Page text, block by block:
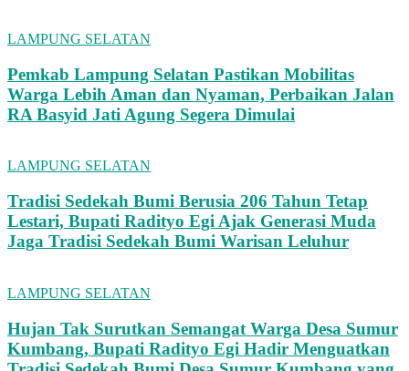
LAMPUNG SELATAN
Pemkab Lampung Selatan Pastikan Mobilitas
Warga Lebih Aman dan Nyaman, Perbaikan Jalan
RA Basyid Jati Agung Segera Dimulai
LAMPUNG SELATAN
Tradisi Sedekah Bumi Berusia 206 Tahun Tetap
Lestari, Bupati Radityo Egi Ajak Generasi Muda
Jaga Tradisi Sedekah Bumi Warisan Leluhur
LAMPUNG SELATAN
Hujan Tak Surutkan Semangat Warga Desa Sumur
Kumbang, Bupati Radityo Egi Hadir Menguatkan